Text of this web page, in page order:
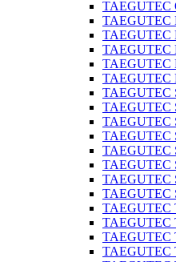
TAEGUTEC
TAEGUTEC
TAEGUTEC
TAEGUTEC
TAEGUTEC
TAEGUTEC
TAEGUTEC
TAEGUTEC
TAEGUTEC
TAEGUTEC
TAEGUTEC
TAEGUTEC
TAEGUTEC
TAEGUTEC
TAEGUTEC
TAEGUTEC
TAEGUTEC
TAEGUTEC